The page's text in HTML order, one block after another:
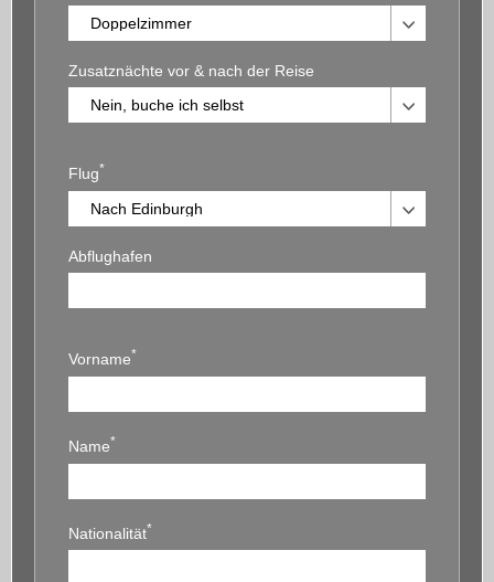
Zusatznächte vor & nach der Reise
Flug*
Abflughafen
Vorname*
Name*
Nationalität*